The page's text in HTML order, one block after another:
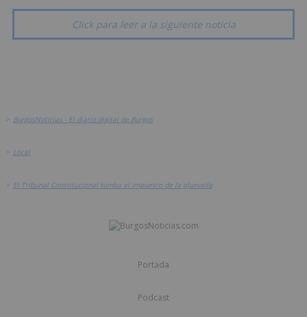
Click para leer a la siguiente noticia
> BurgosNoticias - El diario digital de Burgos
> Local
> El Tribunal Constitucional tumba el impuesto de la plusvalía
Portada
Podcast